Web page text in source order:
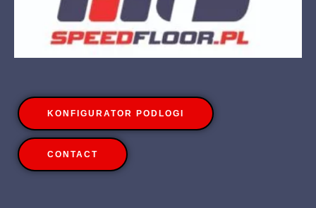
KONFIGURATOR PODLOGI
CONTACT